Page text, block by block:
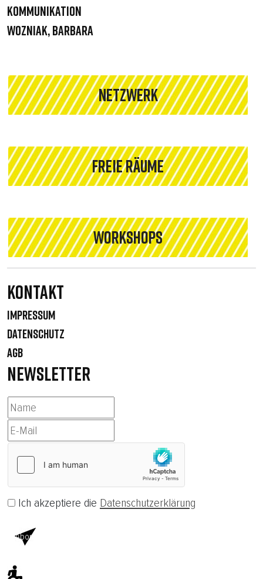
Kommunikation
Wozniak, Barbara
NETZWERK
FREIE RÄUME
WORKSHOPS
Kontakt
IMPRESSUM
DATENSCHUTZ
AGB
NEWSLETTER
Ich akzeptiere die Datenschutzerklärung
Abonnieren